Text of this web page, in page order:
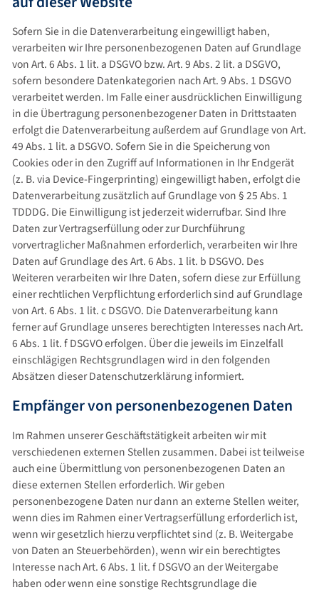
Sofern Sie in die Datenverarbeitung eingewilligt haben,
verarbeiten wir Ihre personenbezogenen Daten auf Grundlage
von Art. 6 Abs. 1 lit. a DSGVO bzw. Art. 9 Abs. 2 lit. a DSGVO,
sofern besondere Datenkategorien nach Art. 9 Abs. 1 DSGVO
verarbeitet werden. Im Falle einer ausdrücklichen Einwilligung
in die Übertragung personenbezogener Daten in Drittstaaten
erfolgt die Datenverarbeitung außerdem auf Grundlage von Art.
49 Abs. 1 lit. a DSGVO. Sofern Sie in die Speicherung von
Cookies oder in den Zugriff auf Informationen in Ihr Endgerät
(z. B. via Device-Fingerprinting) eingewilligt haben, erfolgt die
Datenverarbeitung zusätzlich auf Grundlage von § 25 Abs. 1
TDDDG. Die Einwilligung ist jederzeit widerrufbar. Sind Ihre
Daten zur Vertragserfüllung oder zur Durchführung
vorvertraglicher Maßnahmen erforderlich, verarbeiten wir Ihre
Daten auf Grundlage des Art. 6 Abs. 1 lit. b DSGVO. Des
Weiteren verarbeiten wir Ihre Daten, sofern diese zur Erfüllung
einer rechtlichen Verpflichtung erforderlich sind auf Grundlage
von Art. 6 Abs. 1 lit. c DSGVO. Die Datenverarbeitung kann
ferner auf Grundlage unseres berechtigten Interesses nach Art.
6 Abs. 1 lit. f DSGVO erfolgen. Über die jeweils im Einzelfall
einschlägigen Rechtsgrundlagen wird in den folgenden
Absätzen dieser Datenschutzerklärung informiert.
Empfänger von personenbezogenen Daten
Im Rahmen unserer Geschäftstätigkeit arbeiten wir mit
verschiedenen externen Stellen zusammen. Dabei ist teilweise
auch eine Übermittlung von personenbezogenen Daten an
diese externen Stellen erforderlich. Wir geben
personenbezogene Daten nur dann an externe Stellen weiter,
wenn dies im Rahmen einer Vertragserfüllung erforderlich ist,
wenn wir gesetzlich hierzu verpflichtet sind (z. B. Weitergabe
von Daten an Steuerbehörden), wenn wir ein berechtigtes
Interesse nach Art. 6 Abs. 1 lit. f DSGVO an der Weitergabe
haben oder wenn eine sonstige Rechtsgrundlage die